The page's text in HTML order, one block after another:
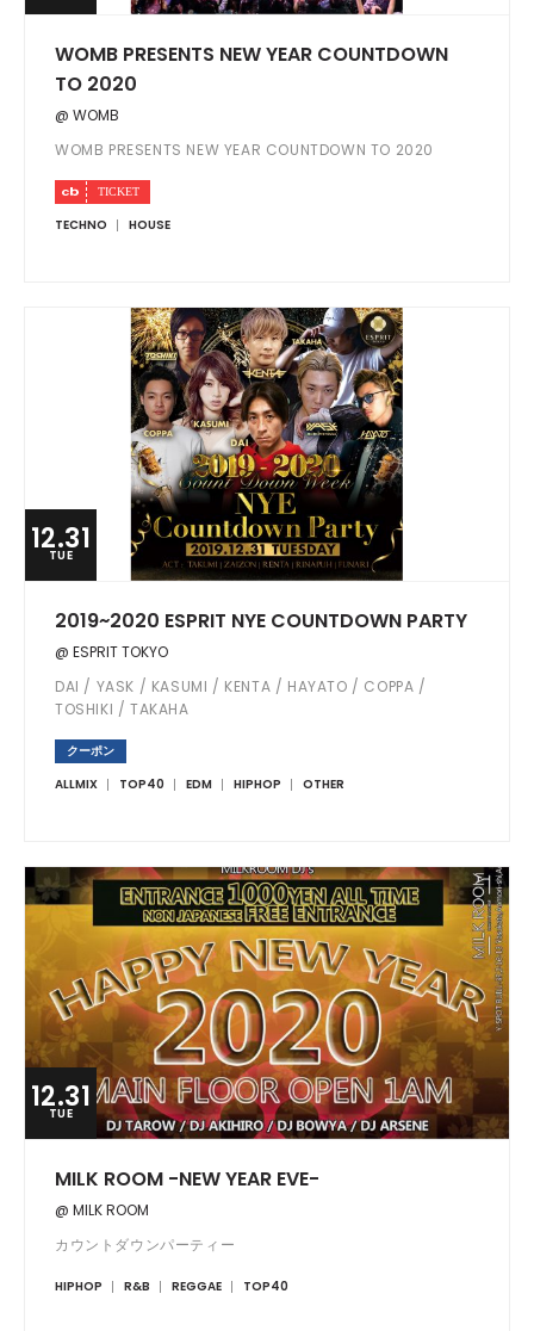
WOMB PRESENTS NEW YEAR COUNTDOWN
TO 2020
@ WOMB
WOMB PRESENTS NEW YEAR COUNTDOWN TO 2020
TECHNO HOUSE
12.31
TUE
2019~2020 ESPRIT NYE COUNTDOWN PARTY
@ ESPRIT TOKYO
DAI / YASK / KASUMI / KENTA / HAYATO / COPPA /
TOSHIKI / TAKAHA
クーポン
ALLMIX
TOP40 EDM HIPHOP OTHER
12.31
TUE
MILK ROOM -NEW YEAR EVE-
@ MILK ROOM
カウントダウンパーティー
HIPHOP R&B REGGAE TOP40